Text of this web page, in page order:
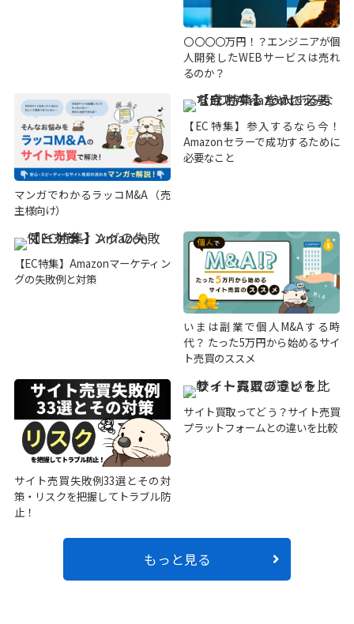
〇〇〇〇万円！？エンジニアが個
人開発したWEBサービスは売れ
るのか？
マンガでわかるラッコM&A（売
主様向け）
【EC特集】参入するなら今！
Amazonセラーで成功するために
必要なこと
【EC特集】Amazonマーケティン
グの失敗例と対策
いまは副業で個人M&Aする時
代？ たった5万円から始めるサイ
ト売買のススメ
サイト売買失敗例33選とその対
策・リスクを把握してトラブル防
止！
サイト買取ってどう？サイト売買
プラットフォームとの違いを比較
もっと見る